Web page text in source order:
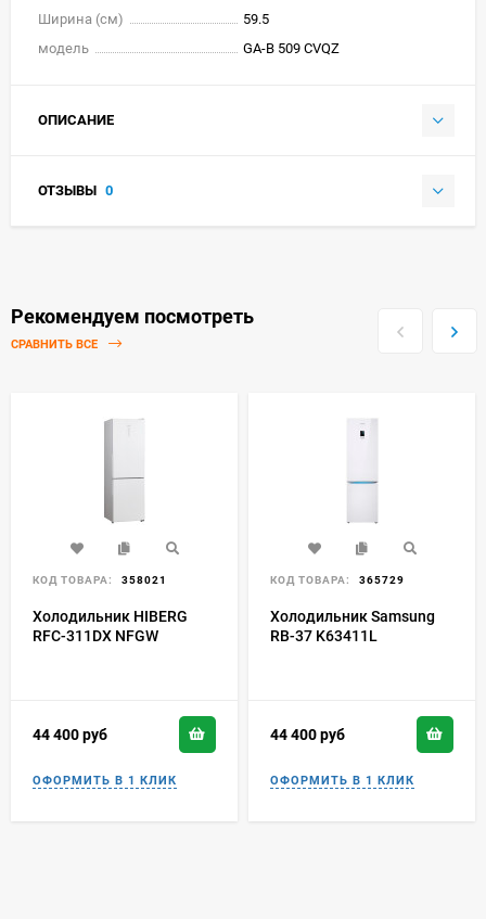
Ширина (см)
59.5
модель
GA-B 509 CVQZ
ОПИСАНИЕ
ОТЗЫВЫ 0
Рекомендуем посмотреть
СРАВНИТЬ ВСЕ
КОД ТОВАРА: 358021
Холодильник HIBERG
RFC-311DX NFGW
44 400руб
КОД ТОВАРА: 365729
Холодильник Samsung
RB-37 K63411L
44 400руб